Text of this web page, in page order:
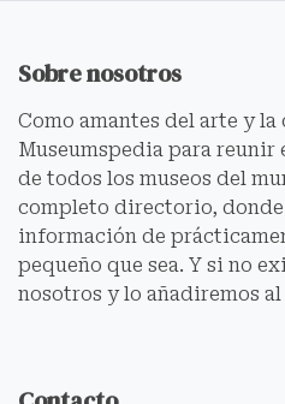
Sobre nosotros
Como amantes del arte y
Museumspedia para
de todos los museos del
completo directorio,
información de
pequeño que sea. Y si no
nosotros y lo añadiremos